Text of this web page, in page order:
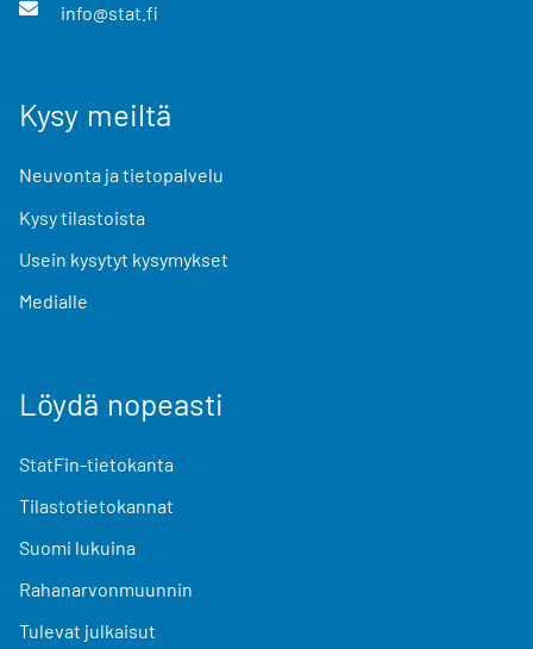
info@stat.fi
Kysy meiltä
Neuvonta ja tietopalvelu
Kysy tilastoista
Usein kysytyt kysymykset
Medialle
Löydä nopeasti
StatFin-tietokanta
Tilastotietokannat
Suomi lukuina
Rahanarvonmuunnin
Tulevat julkaisut